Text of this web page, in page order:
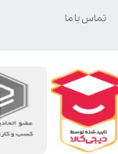
تماس با ما